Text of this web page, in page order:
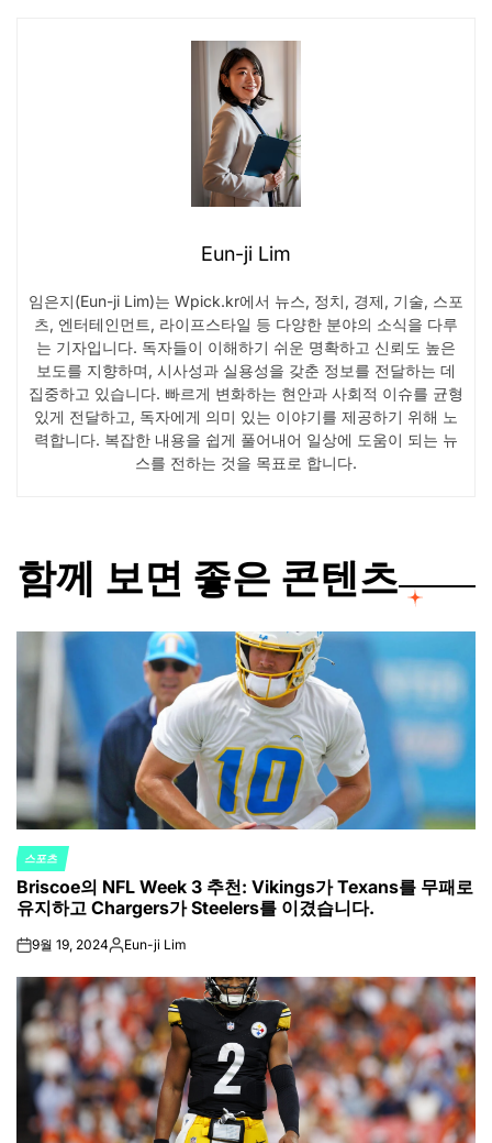
Eun-ji Lim
임은지(Eun-ji Lim)는 Wpick.kr에서 뉴스, 정치, 경제, 기술, 스포
츠, 엔터테인먼트, 라이프스타일 등 다양한 분야의 소식을 다루
는 기자입니다. 독자들이 이해하기 쉬운 명확하고 신뢰도 높은
보도를 지향하며, 시사성과 실용성을 갖춘 정보를 전달하는 데
집중하고 있습니다. 빠르게 변화하는 현안과 사회적 이슈를 균형
있게 전달하고, 독자에게 의미 있는 이야기를 제공하기 위해 노
력합니다. 복잡한 내용을 쉽게 풀어내어 일상에 도움이 되는 뉴
스를 전하는 것을 목표로 합니다.
함께 보면 좋은 콘텐츠
POSTED
IN
스포츠
Briscoe의 NFL Week 3 추천: Vikings가 Texans를 무패로
유지하고 Chargers가 Steelers를 이겼습니다.
on9월 19, 2024Posted
Eun-ji Lim